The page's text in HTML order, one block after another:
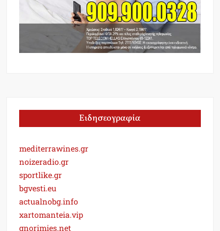
Ειδησεογραφία
mediterrawines.gr
noizeradio.gr
sportlike.gr
bgvesti.eu
actualnobg.info
xartomanteia.vip
gnorimies.net